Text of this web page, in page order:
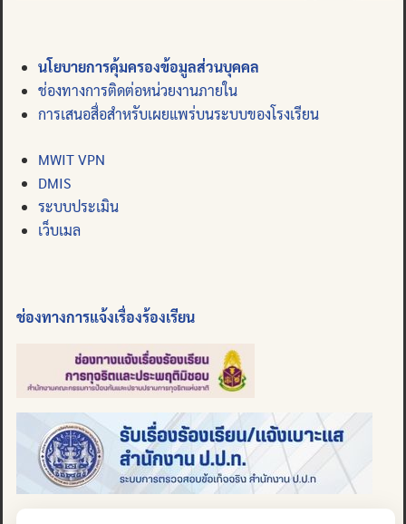
นโยบายการคุ้มครองข้อมูลส่วนบุคคล
ช่องทางการติดต่อหน่วยงานภายใน
การเสนอสื่อสำหรับเผยแพร่บนระบบของโรงเรียน
MWIT VPN
DMIS
ระบบประเมิน
เว็บเมล
ช่องทางการแจ้งเรื่องร้องเรียน